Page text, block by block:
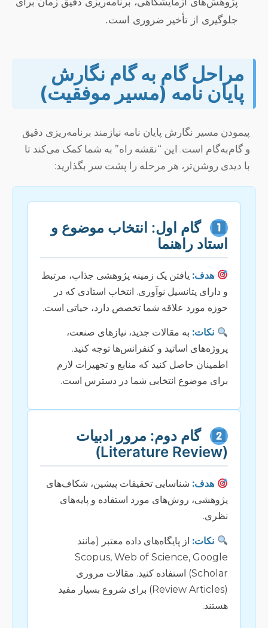
جلوگیری از تأخیر ضروری است.
مراحل گام به گام نگارش
پایان نامه (مسیر موفقیت)
پیمودن مسیر نگارش پایان نامه نیازمند برنامه‌ریزی دقیق
و گام‌به‌گام است. این “نقشه راه” به شما کمک می‌کند تا
با دیدی روشن‌تر، هر مرحله را پشت سر بگذارید:
گام اول: انتخاب موضوع و
استاد راهنما
هدف: یافتن یک زمینه پژوهشی جذاب، مرتبط
و دارای پتانسیل نوآوری. انتخاب استادی که در
حوزه مورد علاقه شما تخصص دارد، حیاتی است.
نکات: به مقالات جدید، نیازهای صنعت،
پروژه‌های اساتید و کنفرانس‌ها توجه کنید.
اطمینان حاصل کنید که منابع و تجهیزات لازم
برای موضوع انتخابی شما در دسترس است.
گام دوم: مرور ادبیات
(Literature Review)
هدف: شناسایی تحقیقات پیشین، شکاف‌های
پژوهشی، روش‌های مورد استفاده و پایه‌های
نظری.
نکات: از پایگاه‌های داده معتبر (مانند
Scopus, Web of Science, Google
Scholar) استفاده کنید. مقالات مروری
(Review Articles) برای شروع بسیار مفید
هستند.